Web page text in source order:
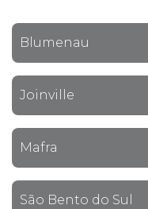
Blumenau
Joinville
Mafra
São Bento do Sul